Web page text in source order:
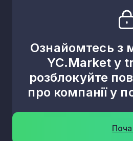
Ознайомтесь з
YC.Market у
розблокуйте
про компанії у